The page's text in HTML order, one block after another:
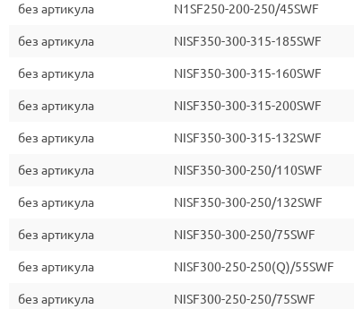
без артикула N1SF250-200-250/45SWF
без артикула NISF350-300-315-185SWF
без артикула NISF350-300-315-160SWF
без артикула NISF350-300-315-200SWF
без артикула NISF350-300-315-132SWF
без артикула NISF350-300-250/110SWF
без артикула NISF350-300-250/132SWF
без артикула NISF350-300-250/75SWF
без артикула NISF300-250-250(Q)/55SWF
без артикула NISF300-250-250/75SWF